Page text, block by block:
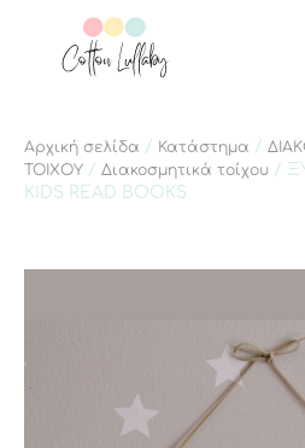
Αρχική σελίδα / Κατάστημα /
ΤΟΙΧΟΥ / Διακοσμητικά τοίχου /
KIDS READ BOOKS